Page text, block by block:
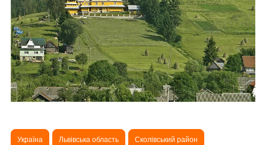
Україна Львівська область Сколівський район